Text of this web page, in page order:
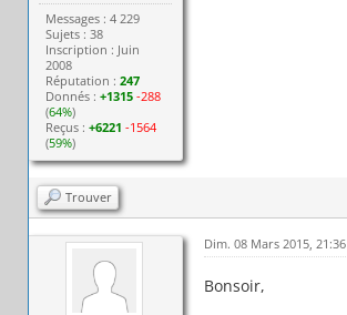
Messages : 4 229
Sujets : 38
Inscription : Juin
2008
Réputation :247
Donnés :+1315 -288
(64%)
Reçus :+6221 -1564
(59%)
Trouver
Dim. 08 Mars 2015, 21:36
Bonsoir,